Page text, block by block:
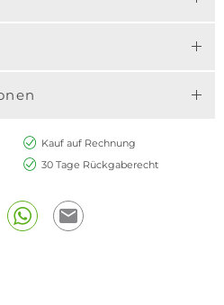
Kauf auf Rechnung
30 Tage Rückgaberecht